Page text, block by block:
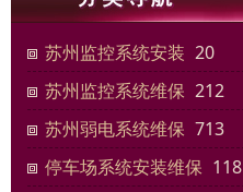
苏州监控系统安装 20
苏州监控系统维保 212
苏州弱电系统维保 713
停车场系统安装维保 118